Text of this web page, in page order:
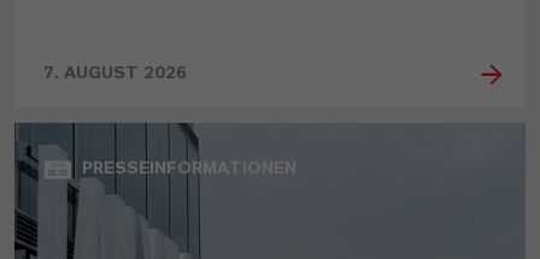
7. AUGUST 2026
PRESSEINFORMATIONEN